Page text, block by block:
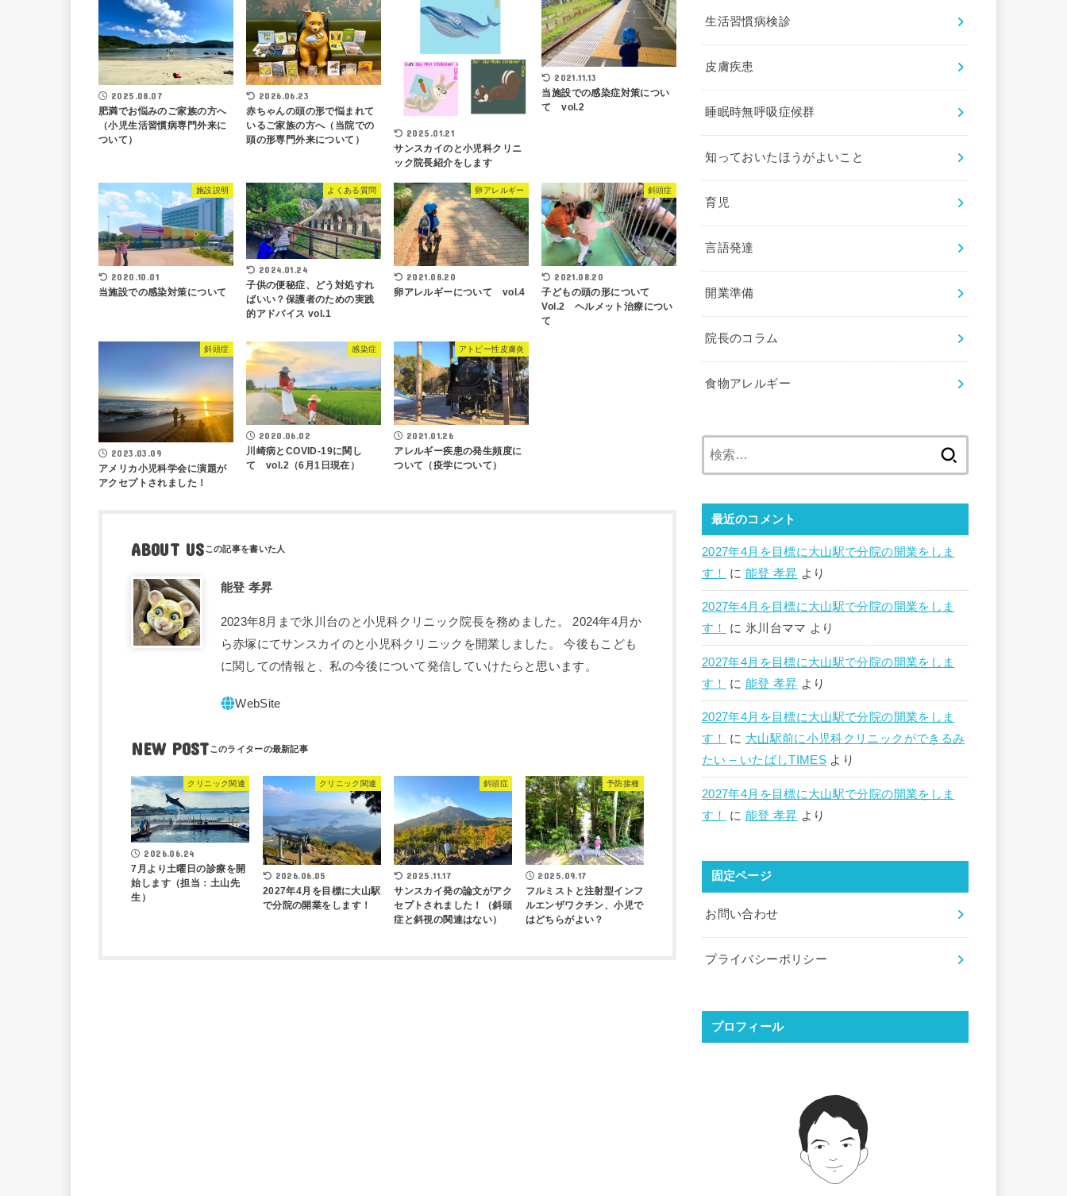
2025.08.07
肥満でお悩みのご家族の方へ
（小児生活習慣病専門外来に
ついて）
2026.06.23
赤ちゃんの頭の形で悩まれて
いるご家族の方へ（当院での
頭の形専門外来について）
2025.01.21
サンスカイのと小児科クリニ
ック院長紹介をします
2021.11.13
当施設での感染症対策につい
て vol.2
施設説明
2020.10.01
当施設での感染対策について
よくある質問
2024.01.24
子供の便秘症、どう対処すれ
ばいい？保護者のための実践
的アドバイス vol.1
卵アレルギー
2021.08.20
卵アレルギーについて vol.4
斜頭症
2021.08.20
子どもの頭の形について
Vol.2 ヘルメット治療につい
て
斜頭症
2023.03.09
アメリカ小児科学会に演題が
アクセプトされました！
感染症
2020.06.02
川崎病とCOVID-19に関し
て vol.2（6月1日現在）
アトピー性皮膚炎
2021.01.26
アレルギー疾患の発生頻度に
ついて（疫学について）
ABOUT US
能登 孝昇
2023年8月まで氷川台のと小児科クリニック院長を務めました。 2024年4月か
ら赤塚にてサンスカイのと小児科クリニックを開業しました。 今後もこども
に関しての情報と、私の今後について発信していけたらと思います。
NEW POST
クリニック関連
2026.06.24
7月より土曜日の診療を開
始します（担当：土山先
生）
クリニック関連
2026.06.05
2027年4月を目標に大山駅
で分院の開業をします！
斜頭症
2025.11.17
サンスカイ発の論文がアク
セプトされました！（斜頭
症と斜視の関連はない）
予防接種
2025.09.17
フルミストと注射型インフ
ルエンザワクチン、小児で
はどちらがよい？
生活習慣病検診
皮膚疾患
睡眠時無呼吸症候群
知っておいたほうがよいこと
育児
言語発達
開業準備
院長のコラム
食物アレルギー
最近のコメント
2027年4月を目標に大山駅で分院の開業をしま
す！
に 能登 孝昇 より
2027年4月を目標に大山駅で分院の開業をしま
す！
に 氷川台ママ より
2027年4月を目標に大山駅で分院の開業をしま
す！
に 能登 孝昇 より
2027年4月を目標に大山駅で分院の開業をしま
す！
に 大山駅前に小児科クリニックができるみ
たい – いたばしTIMES より
2027年4月を目標に大山駅で分院の開業をしま
す！
に 能登 孝昇 より
固定ページ
お問い合わせ
プライバシーポリシー
プロフィール